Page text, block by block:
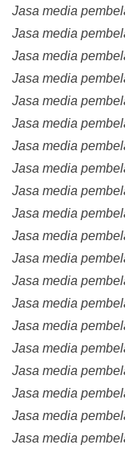
Jasa media
Jasa media
Jasa media
Jasa media
Jasa media
Jasa media
Jasa media
Jasa media
Jasa media
Jasa media
Jasa media
Jasa media
Jasa media
Jasa media
Jasa media
Jasa media
Jasa media
Jasa media
Jasa media
Jasa media